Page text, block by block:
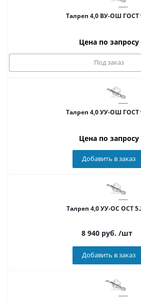
Талреп 4,0 ВУ-ОШ ГОСТ
Цена по запросу
Под заказ
Талреп 4,0 УУ-ОШ ГОСТ
Цена по запросу
Добавить в заказ
Талреп 4,0 УУ-ОС ОСТ
8 940 руб. /шт
Добавить в заказ